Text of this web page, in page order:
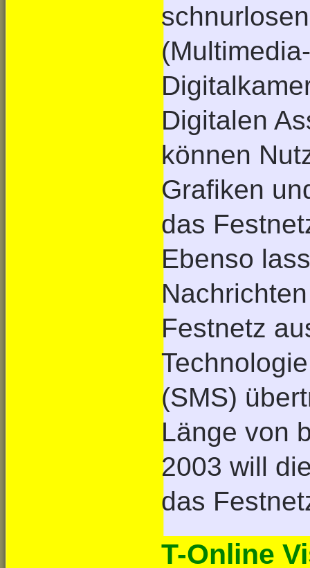
Digitalen
können
Grafiken
das
Ebenso
Festnetz
(SMS)
Länge von
2003 will
das
T-Online